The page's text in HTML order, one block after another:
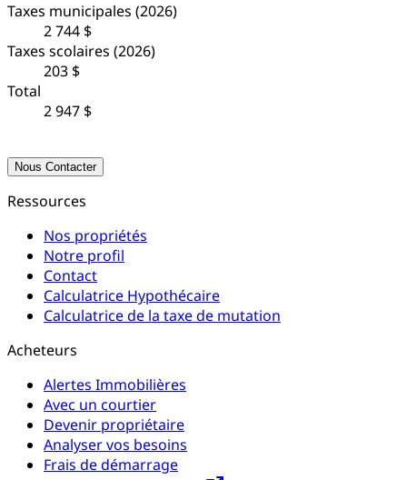
Taxes municipales (2026)
2 744 $
Taxes scolaires (2026)
203 $
Total
2 947 $
Nous Contacter
Ressources
Nos propriétés
Notre profil
Contact
Calculatrice Hypothécaire
Calculatrice de la taxe de mutation
Acheteurs
Alertes Immobilières
Avec un courtier
Devenir propriétaire
Analyser vos besoins
Frais de démarrage